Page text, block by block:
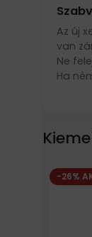
Az új
van
Ne
Ha
-26%